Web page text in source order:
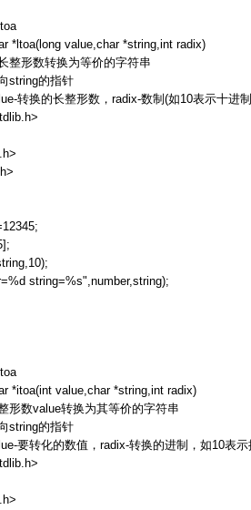
value,char *string,int radix)
整形数转换为等价的字符串
string的指针
转换的长整形数， radix-数制(如10表示十进
string=%s",number,string);
value,char *string,int radix)
形数value转换为其等价的字符串
string的指针
要转化的数值， radix-转换的进制，如10表示